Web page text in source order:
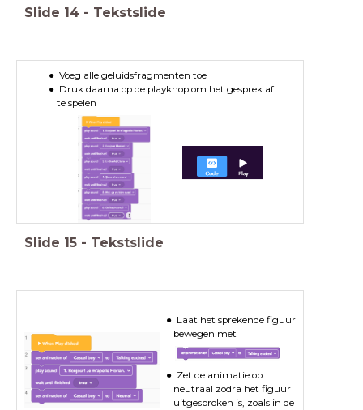
Slide 14 - Tekstslide
Voeg alle geluidsfragmenten toe
Druk daarna op de playknop om het gesprek af
te spelen
Slide 15 - Tekstslide
Laat het sprekende figuur
bewegen met
Zet de animatie op
neutraal zodra het figuur
uitgesproken is, zoals in de